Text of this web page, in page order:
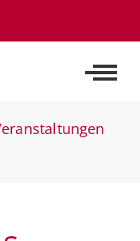
Off-